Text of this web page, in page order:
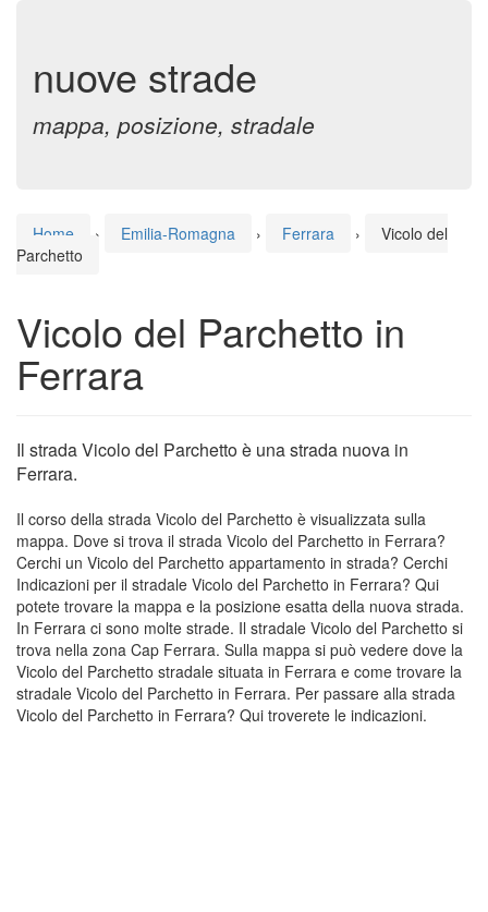
nuove strade
mappa, posizione, stradale
Home › Emilia-Romagna › Ferrara ›
Vicolo del
Parchetto
Vicolo del Parchetto in
Ferrara
Il strada Vicolo del Parchetto è una strada nuova in
Ferrara.
Il corso della strada Vicolo del Parchetto è visualizzata sulla
mappa. Dove si trova il strada Vicolo del Parchetto in Ferrara?
Cerchi un Vicolo del Parchetto appartamento in strada? Cerchi
Indicazioni per il stradale Vicolo del Parchetto in Ferrara? Qui
potete trovare la mappa e la posizione esatta della nuova strada.
In Ferrara ci sono molte strade. Il stradale Vicolo del Parchetto si
trova nella zona Cap Ferrara. Sulla mappa si può vedere dove la
Vicolo del Parchetto stradale situata in Ferrara e come trovare la
stradale Vicolo del Parchetto in Ferrara. Per passare alla strada
Vicolo del Parchetto in Ferrara? Qui troverete le indicazioni.